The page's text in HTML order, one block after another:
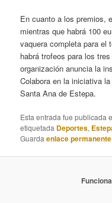
En cuanto a los premios,
mientras que habrá 100
vaquera completa para el
habrá trofeos para los
organización anuncia la
Colabora en la iniciativa
Santa Ana de Estepa.
Esta entrada fue publicada
etiquetada Deportes,
Guardaenlace permanente